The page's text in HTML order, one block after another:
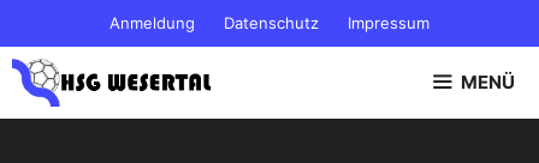
Inhalt
springen
Anmeldung Datenschutz Impressum
MENÜ